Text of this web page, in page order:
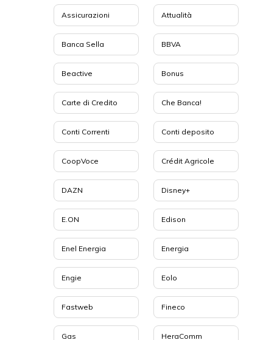
Assicurazioni Attualità
Banca Sella BBVA
Beactive Bonus
Carte di Credito Che Banca!
Conti Correnti Conti deposito
CoopVoce Crédit Agricole
DAZN Disney+
E.ON Edison
Enel Energia Energia
Engie Eolo
Fastweb Fineco
Gas HeraComm